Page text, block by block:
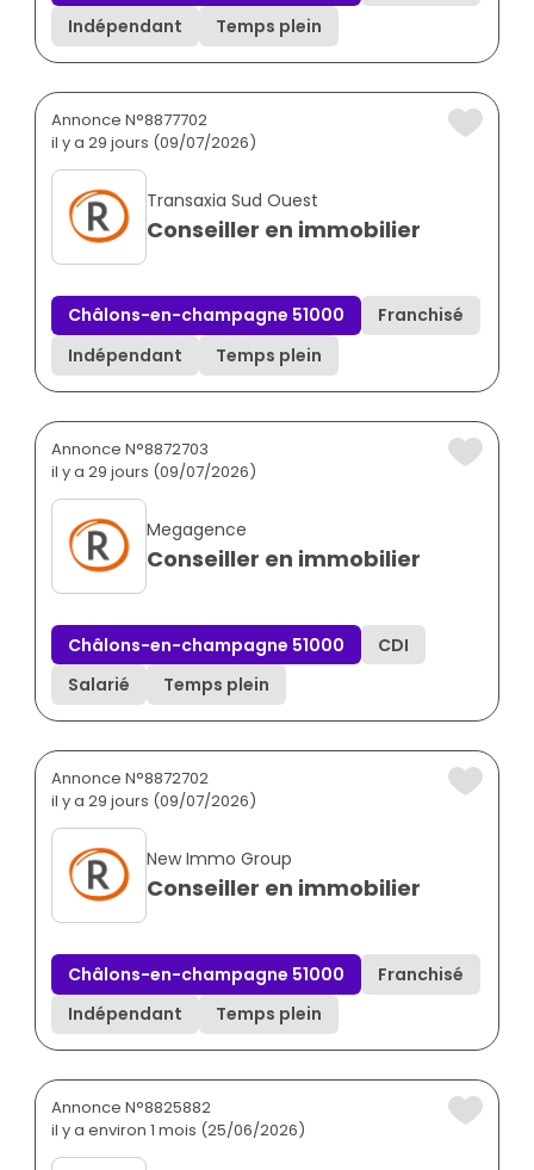
Indépendant
Temps plein
Annonce N°8877702
il y a 29 jours (09/07/2026)
Transaxia Sud Ouest
Conseiller en immobilier
Châlons-en-champagne 51000
Franchisé
Indépendant
Temps plein
Annonce N°8872703
il y a 29 jours (09/07/2026)
Megagence
Conseiller en immobilier
Châlons-en-champagne 51000
CDI
Salarié
Temps plein
Annonce N°8872702
il y a 29 jours (09/07/2026)
New Immo Group
Conseiller en immobilier
Châlons-en-champagne 51000
Franchisé
Indépendant
Temps plein
Annonce N°8825882
il y a environ 1 mois (25/06/2026)